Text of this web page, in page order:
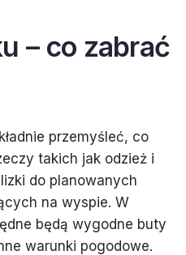
– co zabrać
przemyśleć, co
takich jak odzież i
do planowanych
na wyspie. W
będą wygodne buty
warunki pogodowe.